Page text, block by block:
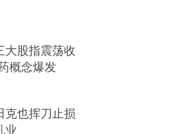
大股指震荡收
概念爆发
克也挥刀止损
业